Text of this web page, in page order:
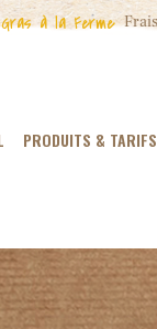
à la Ferme
PRODUITS & TARIFS